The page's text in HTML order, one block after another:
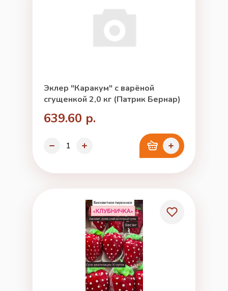
Эклер "Каракум" с варёной
сгущенкой 2,0 кг (Патрик Бернар)
639.60 р.